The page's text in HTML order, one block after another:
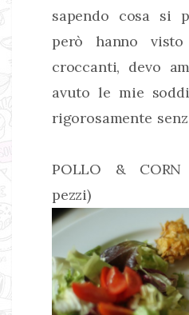
sapendo cosa si
però hanno
croccanti, devo
avuto le mie
rigorosamente
POLLO & CORN
pezzi)